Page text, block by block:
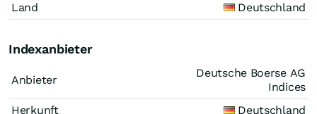
Land
Deutschland
Indexanbieter
Anbieter
Deutsche Boerse AG
Indices
Herkunft
Deutschland